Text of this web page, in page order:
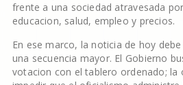
frente a una sociedad atravesada
educacion, salud, empleo y precios.
En ese marco, la noticia de hoy
una secuencia mayor. El Gobierno
votacion con el tablero ordenado; la